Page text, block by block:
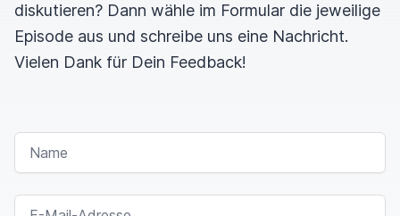
diskutieren? Dann wähle im Formular die jeweilige
Episode aus und schreibe uns eine Nachricht.
Vielen Dank für Dein Feedback!
NAME
E-MAIL-ADRESSE